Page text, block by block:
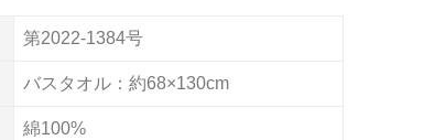
第2022-1384号
バスタオル：約68×130cm
綿100%